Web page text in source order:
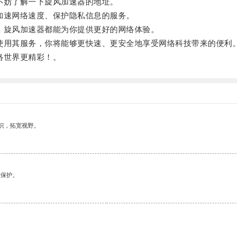
了解一下旋风加速器的地址。
网络速度、保护隐私信息的服务。
加速器都能为你提供更好的网络体验。
服务，你将能够更快速、更安全地享受网络科技带来的便利。
界更精彩！。
拓宽视野。
护。